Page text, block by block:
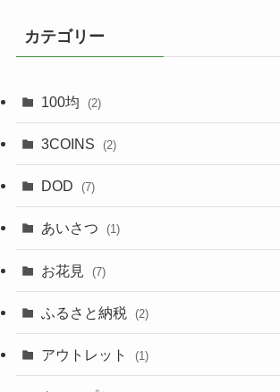
カテゴリー
100均 (2)
3COINS (2)
DOD (7)
あいさつ (1)
お花見 (7)
ふるさと納税 (2)
アウトレット (1)